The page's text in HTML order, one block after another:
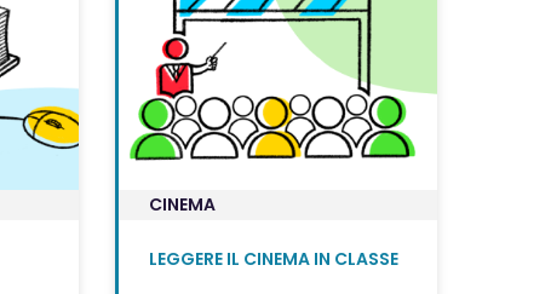
CINEMA
LEGGERE IL CINEMA IN CLASSE